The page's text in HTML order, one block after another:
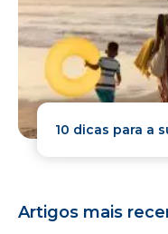
10 dicas para a
Artigos mais